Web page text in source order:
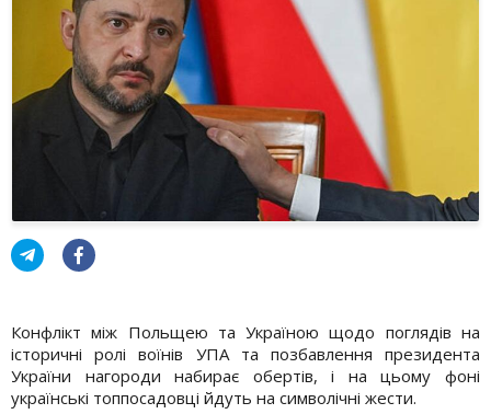
Конфлікт між Польщею та Україною щодо поглядів на
історичні ролі воїнів УПА та позбавлення президента
України нагороди набирає обертів, і на цьому фоні
українські топпосадовці йдуть на символічні жести.